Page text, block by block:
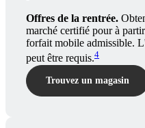
Offres de la rentrée.
marché certifié pour à
forfait mobile admissible.
peut être requis.4
Trouvez un magasin